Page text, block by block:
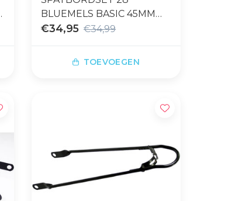
BLUEMELS BASIC 45MM
ZILVER
€34,95 €34,99
TOEVOEGEN